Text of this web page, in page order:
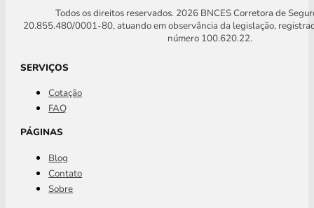
Todos os direitos reservados. 2026 BNCES Corretora de
20.855.480/0001-80, atuando em observância da legislação,
número 100.620.22.
SERVIÇOS
Cotação
FAQ
PÁGINAS
Blog
Contato
Sobre